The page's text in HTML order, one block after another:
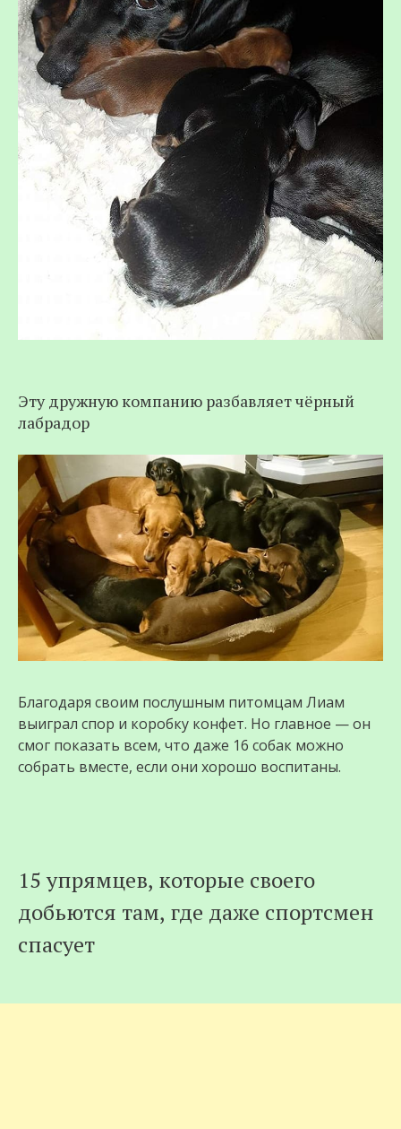
Эту дружную компанию разбавляет чёрный
лабрадор
Благодаря своим послушным питомцам Лиам
выиграл спор и коробку конфет. Но главное — он
смог показать всем, что даже 16 собак можно
собрать вместе, если они хорошо воспитаны.
15 упрямцев, которые своего
добьются там, где даже спортсмен
спасует